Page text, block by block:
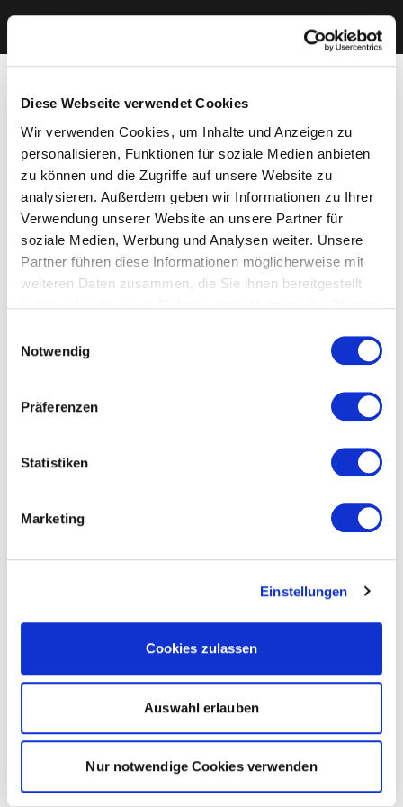
Diese Webseite verwendet Cookies
Wir verwenden Cookies, um Inhalte und Anzeigen zu
personalisieren, Funktionen für soziale Medien anbieten
zu können und die Zugriffe auf unsere Website zu
analysieren. Außerdem geben wir Informationen zu Ihrer
Verwendung unserer Website an unsere Partner für
soziale Medien, Werbung und Analysen weiter. Unsere
Partner führen diese Informationen möglicherweise mit
weiteren Daten zusammen, die Sie ihnen bereitgestellt
Cookies, wenn Sie unsere Webseite weiterhin nutzen.
Notwendig
Präferenzen
Statistiken
Marketing
Einstellungen
Cookies zulassen
Auswahl erlauben
Nur notwendige Cookies verwenden